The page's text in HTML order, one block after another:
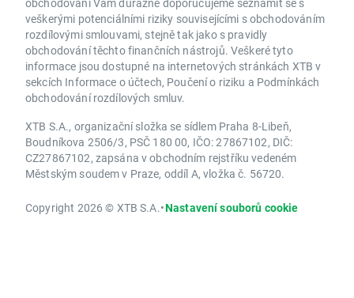
veškerými potenciálními riziky souvisejícími s obchodováním
rozdílovými smlouvami, stejně tak jako s pravidly
obchodování těchto finančních nástrojů. Veškeré tyto
informace jsou dostupné na internetových stránkách XTB v
sekcích Informace o účtech, Poučení o riziku a Podmínkách
obchodování rozdílových smluv.
XTB S.A., organizační složka se sídlem Praha 8-Libeň,
Boudníkova 2506/3, PSČ 180 00, IČO: 27867102, DIČ:
CZ27867102, zapsána v obchodním rejstříku vedeném
Městským soudem v Praze, oddíl A, vložka č. 56720.
Copyright 2026 © XTB S.A.•Nastavení souborů cookie